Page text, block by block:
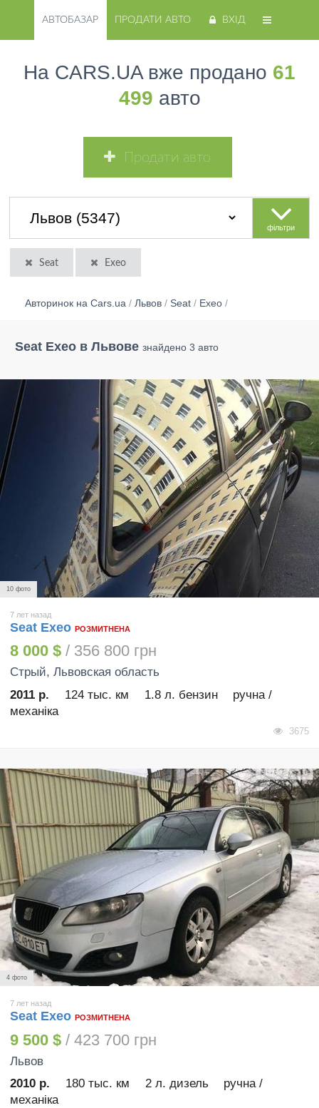
АВТОБАЗАР ПРОДАТИ АВТО ВХІД
На CARS.UA вже продано 61
499 авто
Продати авто
фільтри
Seat Exeo
Авторинок на Cars.ua / Львов / Seat / Exeo /
Seat Exeo в Львове знайдено 3 авто
10 фото
7 лет назад
Seat Exeo РОЗМИТНЕНА
8 000 $ / 356 800 грн
Стрый, Львовская область
2011 р.
124 тыс. км 1.8 л. бензин
ручна /
механіка
3675
4 фото
7 лет назад
Seat Exeo РОЗМИТНЕНА
9 500 $ / 423 700 грн
Львов
2010 р.
180 тыс. км 2 л. дизель
ручна /
механіка